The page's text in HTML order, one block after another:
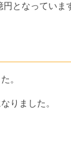
となっていま
。
りました。